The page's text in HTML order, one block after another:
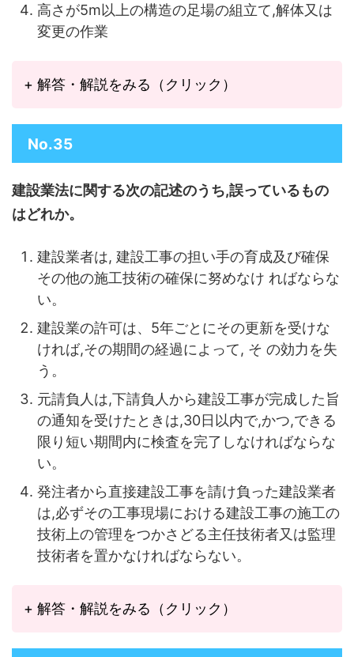
高さが5m以上の構造の足場の組立て,解体又は
変更の作業
+ 解答・解説をみる（クリック）
No.35
建設業法に関する次の記述のうち,誤っているもの
はどれか。
建設業者は, 建設工事の担い手の育成及び確保
その他の施工技術の確保に努めなけ ればならな
い。
建設業の許可は、5年ごとにその更新を受けな
ければ,その期間の経過によって, そ の効力を失
う。
元請負人は,下請負人から建設工事が完成した旨
の通知を受けたときは,30日以内で,かつ,できる
限り短い期間内に検査を完了しなければならな
い。
発注者から直接建設工事を請け負った建設業者
は,必ずその工事現場における建設工事の施工の
技術上の管理をつかさどる主任技術者又は監理
技術者を置かなければならない。
+ 解答・解説をみる（クリック）